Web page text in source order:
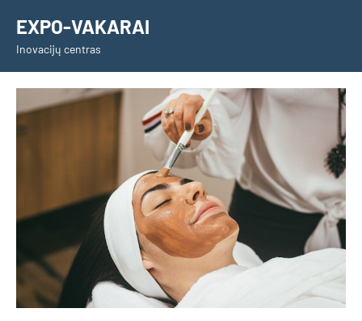
content
EXPO-VAKARAI
Inovacijų centras